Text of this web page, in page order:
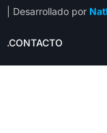
| Desarrollado por
.CONTACTO